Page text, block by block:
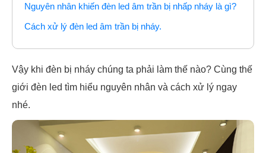
Nguyên nhân khiến đèn led âm trần bị nhấp nháy là gì?
Cách xử lý đèn led âm trần bị nháy.
Vậy khi đèn bị nháy chúng ta phải làm thế nào? Cùng thế
giới đèn led tìm hiểu nguyên nhân và cách xử lý ngay
nhé.